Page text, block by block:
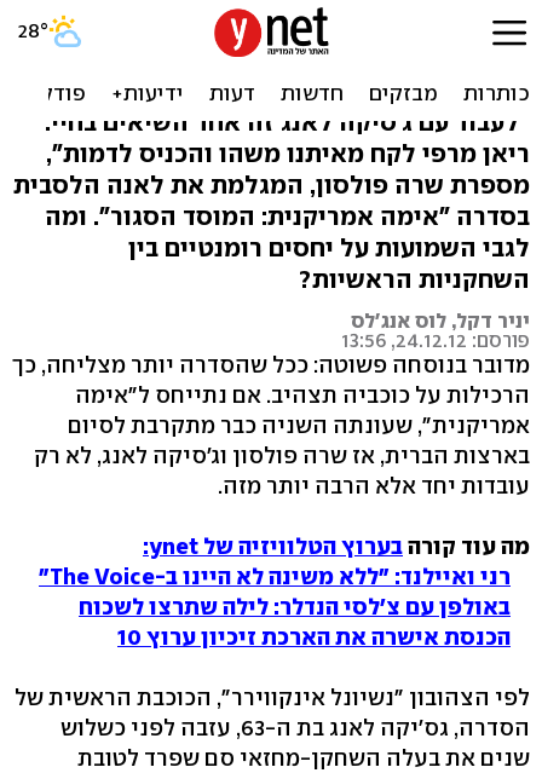
"הליהוק שלי כלסבית ב'אימה
אמריקנית' - מכוון"
"לעבוד עם ג'סיקה לאנג זה אחד השיאים בחיי.
ריאן מרפי לקח מאיתנו משהו והכניס לדמות",
מספרת שרה פולסון, המגלמת את לאנה הלסבית
בסדרה "אימה אמריקנית: המוסד הסגור". ומה
לגבי השמועות על יחסים רומנטיים בין
השחקניות הראשיות?
יניר דקל, לוס אנג'לס
פורסם: 24.12.12, 13:56
מדובר בנוסחה פשוטה: ככל שהסדרה יותר מצליחה, כך
הרכילות על כוכביה תצהיב. אם נתייחס ל"אימה
אמריקנית", שעונתה השניה כבר מתקרבת לסיום
בארצות הברית, אז שרה פולסון וג'סיקה לאנג, לא רק
עובדות יחד אלא הרבה יותר מזה.
מה עוד קורהבערוץ הטלוויזיה של ynet:
רני ואיילנד: "ללא משינה לא היינו ב-The Voice"
באולפן עם צ'לסי הנדלר: לילה שתרצו לשכוח
הכנסת אישרה את הארכת זיכיון ערוץ 10
לפי הצהובון "נשיונל אינקווירר", הכוכבת הראשית של
הסדרה, גס'יקה לאנג בת ה-63, עזבה לפני כשלוש
שנים את בעלה השחקן-מחזאי סם שפרד לטובת